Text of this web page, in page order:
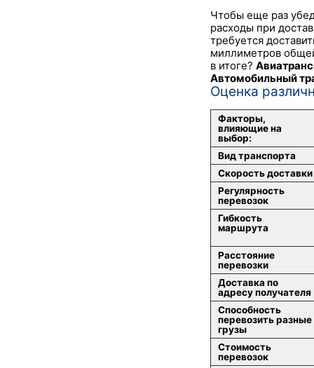
Чтобы еще раз
расходы при
требуется
миллиметров
в итоге?
Автомобильный
Оценка
Факторы,
влияющие на
выбор:
Вид транспорта
Скорость доставки
Регулярность
перевозок
Гибкость
маршрута
Расстояние
перевозки
Доставка по
адресу получателя
Способность
перевозить разные
грузы
Стоимость
перевозок